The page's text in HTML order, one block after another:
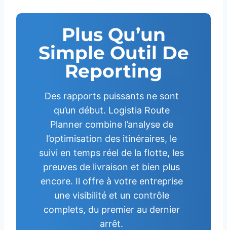
Plus Qu’un
Simple Outil De
Reporting
Des rapports puissants ne sont
qu’un début. Logistia Route
Planner combine l’analyse de
l’optimisation des itinéraires, le
suivi en temps réel de la flotte, les
preuves de livraison et bien plus
encore. Il offre à votre entreprise
une visibilité et un contrôle
complets, du premier au dernier
arrêt.